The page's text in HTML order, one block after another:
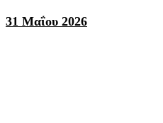
31 Μαΐου 2026